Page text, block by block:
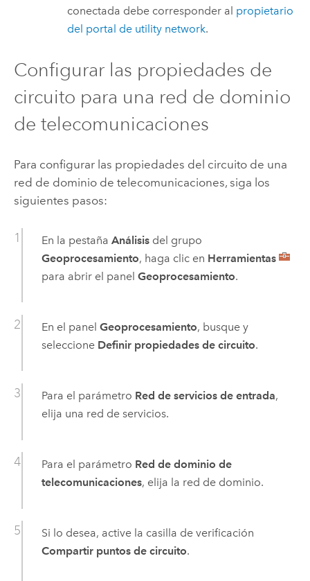
conectada debe corresponder al propietario
del portal de utility network.
Configurar las propiedades de
circuito para una red de dominio
de telecomunicaciones
Para configurar las propiedades del circuito de una
red de dominio de telecomunicaciones, siga los
siguientes pasos:
En la pestaña Análisisdel grupo
Geoprocesamiento, haga clic en Herramientas
para abrir el panel Geoprocesamiento.
En el panel Geoprocesamiento, busque y
seleccione Definir propiedades de circuito.
Para el parámetro Red de servicios de entrada,
elija una red de servicios.
Para el parámetro Red de dominio de
telecomunicaciones, elija la red de dominio.
Si lo desea, active la casilla de verificación
Compartir puntos de circuito.